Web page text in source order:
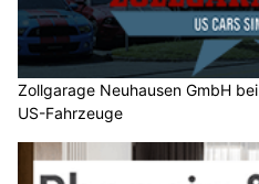
Zollgarage Neuhausen GmbH
US-Fahrzeuge